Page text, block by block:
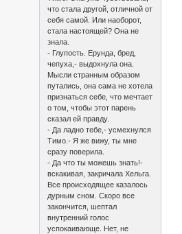
что стала другой, отличной от
себя самой. Или наоборот,
стала настоящей? Она не
знала.
- Глупость. Ерунда, бред,
чепуха,- выдохнула она.
Мысли странным образом
путались, она сама не хотела
признаться себе, что мечтает
о том, чтобы этот парень
сказал ей правду.
- Да ладно тебе,- усмехнулся
Тимо.- Я же вижу, ты мне
сразу поверила.
- Да что ты можешь знать!-
вскакивая, закричала Хельга.
Все происходящее казалось
дурным сном. Скоро все
закончится, шептал
внутренний голос
успокаивающе. Нет, не